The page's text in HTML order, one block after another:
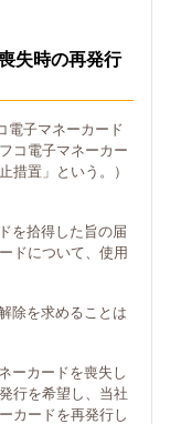
失時の再発行
電子マネーカード
コ電子マネーカー
措置」という。）
を拾得した旨の届
ドについて、使用
除を求めることは
ーカードを喪失し
行を希望し、当社
カードを再発行し